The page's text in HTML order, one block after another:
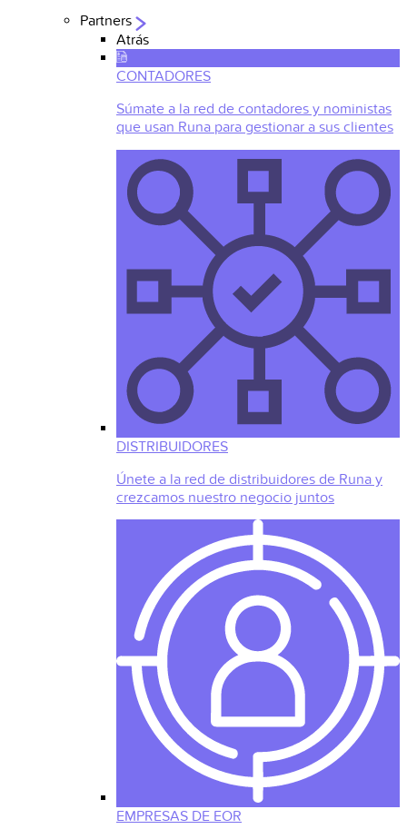
Partners
Atrás
CONTADORES
Súmate a la red de contadores y noministas
que usan Runa para gestionar a sus clientes
DISTRIBUIDORES
Únete a la red de distribuidores de Runa y
crezcamos nuestro negocio juntos
EMPRESAS DE EOR